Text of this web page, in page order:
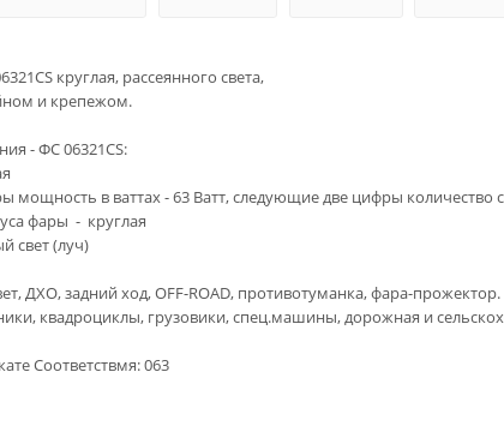
круглая, рассеянного света,
и крепежом.
- ФС 06321CS:
мощность в ваттах - 63 Ватт, следующие две цифры количество
фары - круглая
свет (луч)
ДХО, задний ход, OFF-ROAD, противотуманка, фара-прожектор.
квадроциклы, грузовики, спец.машины, дорожная и
Cоответствмя: 063